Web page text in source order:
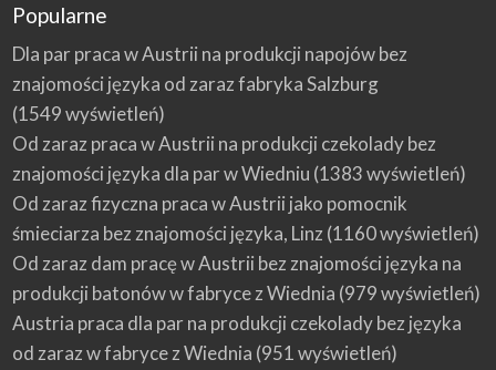
Popularne
Dla par praca w Austrii na produkcji napojów bez
znajomości języka od zaraz fabryka Salzburg
(1549 wyświetleń)
Od zaraz praca w Austrii na produkcji czekolady bez
znajomości języka dla par w Wiedniu (1383 wyświetleń)
Od zaraz fizyczna praca w Austrii jako pomocnik
śmieciarza bez znajomości języka, Linz (1160 wyświetleń)
Od zaraz dam pracę w Austrii bez znajomości języka na
produkcji batonów w fabryce z Wiednia (979 wyświetleń)
Austria praca dla par na produkcji czekolady bez języka
od zaraz w fabryce z Wiednia (951 wyświetleń)